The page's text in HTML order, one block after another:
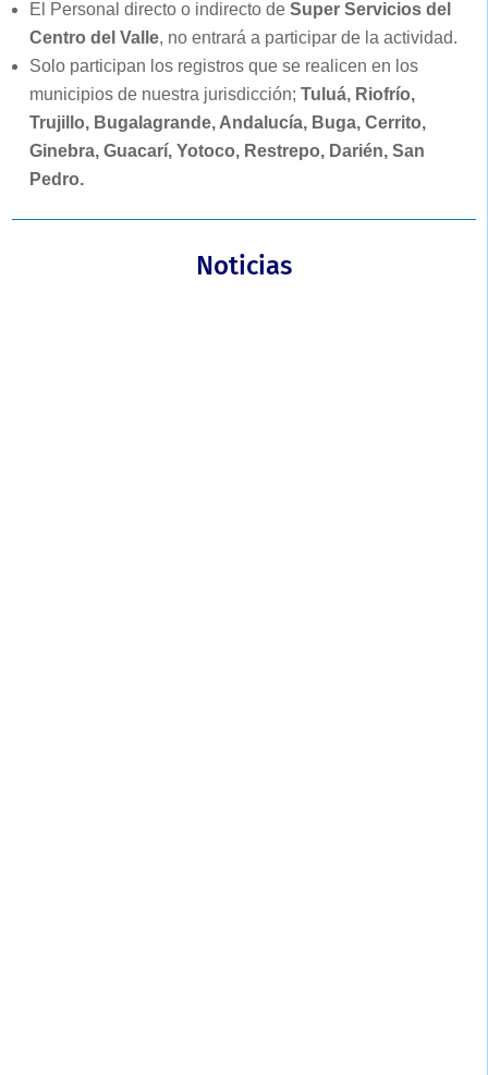
El Personal directo o indirecto deSuper Servicios del
Centro del Valle, no entrará a participar de la actividad.
Solo participan los registros que se realicen en los
municipios de nuestra jurisdicción;Tuluá, Riofrío,
Trujillo, Bugalagrande, Andalucía, Buga, Cerrito,
Ginebra, Guacarí, Yotoco, Restrepo, Darién, San
Pedro.
Noticias